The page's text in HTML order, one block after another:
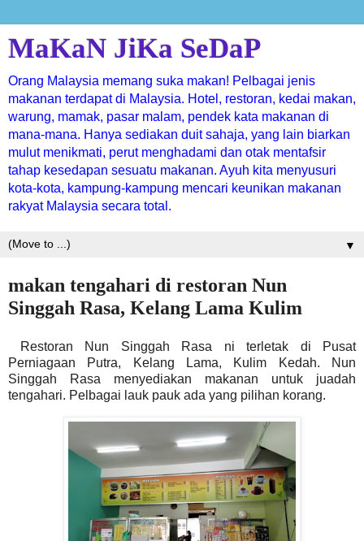
MaKaN JiKa SeDaP
Orang Malaysia memang suka makan! Pelbagai jenis
makanan terdapat di Malaysia. Hotel, restoran, kedai makan,
warung, mamak, pasar malam, pendek kata makanan di
mana-mana. Hanya sediakan duit sahaja, yang lain biarkan
mulut menikmati, perut menghadami dan otak mentafsir
tahap kesedapan sesuatu makanan. Ayuh kita menyusuri
kota-kota, kampung-kampung mencari keunikan makanan
rakyat Malaysia secara total.
▼
makan tengahari di restoran Nun
Singgah Rasa, Kelang Lama Kulim
Restoran Nun Singgah Rasa ni terletak di Pusat
Perniagaan Putra, Kelang Lama, Kulim Kedah. Nun
Singgah Rasa menyediakan makanan untuk juadah
tengahari. Pelbagai lauk pauk ada yang pilihan korang.